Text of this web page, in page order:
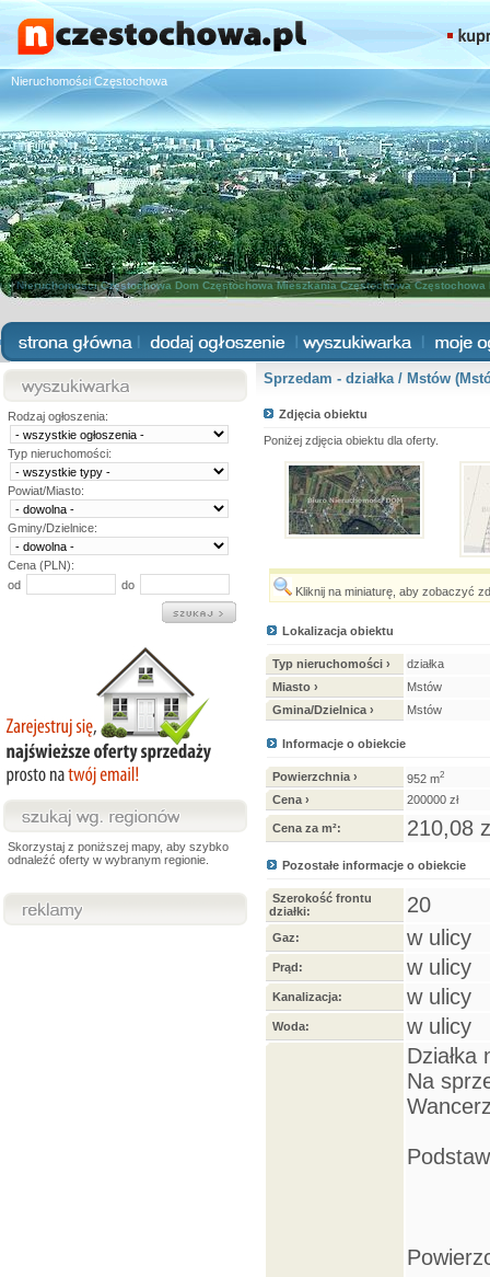
Nieruchomości Częstochowa
Nieruchomości Częstochowa Dom Częstochowa Mieszkania Częstochowa Częstochowa
Rodzaj ogłoszenia:
Typ nieruchomości:
Powiat/Miasto:
Gminy/Dzielnice:
Cena (PLN):
od
do
Skorzystaj z poniższej mapy, aby szybko
odnaleźć oferty w wybranym regionie.
Sprzedam - działka / Mstów
Zdjęcia obiektu
Poniżej zdjęcia obiektu dla oferty.
Kliknij na miniaturę, aby zobaczyć
Lokalizacja obiektu
Typ nieruchomości ›
działka
Miasto ›
Mstów
Gmina/Dzielnica ›
Mstów
Informacje o obiekcie
Powierzchnia › 952 m2
Cena › 200000 zł
Cena za m²: 210,08
Pozostałe informacje o obiekcie
Szerokość frontu
działki:
20
Gaz: w ulicy
Prąd: w ulicy
Kanalizacja: w ulicy
Woda: w ulicy
Na